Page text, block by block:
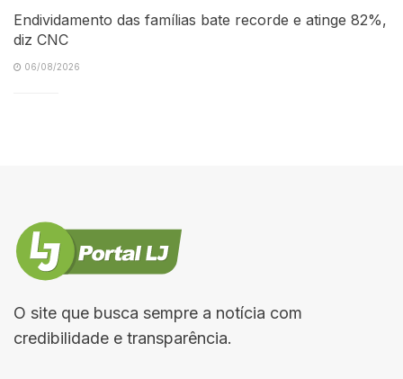
Endividamento das famílias bate recorde e atinge 82%,
diz CNC
06/08/2026
O site que busca sempre a notícia com
credibilidade e transparência.